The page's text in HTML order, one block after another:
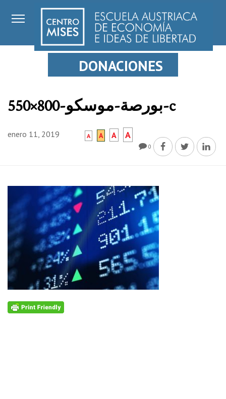
DONACIONES
بورصة-موسكو-800×550-c
enero 11, 2019 A A A A
0